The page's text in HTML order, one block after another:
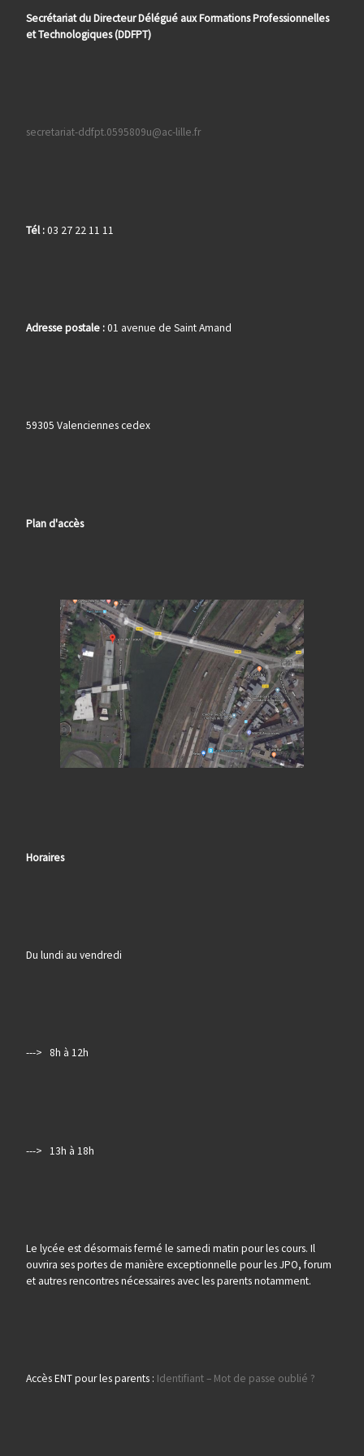
Secrétariat du Directeur Délégué aux FormationsProfessionnelles
et Technologiques (DDFPT)
secretariat-ddfpt.0595809u@ac-lille.fr
Tél :03 27 22 11 11
Adresse postale :01 avenue de Saint Amand
59305 Valenciennes cedex
Plan d'accès
Horaires
Du lundi au vendredi
---> 8h à 12h
---> 13h à 18h
Le lycée est désormais fermé le samedi matin pour les cours. Il
ouvrira ses portes de manière exceptionnelle pour les JPO, forum
et autres rencontres nécessaires avec les parents notamment.
Accès ENT pour les parents : Identifiant – Mot de passe oublié ?